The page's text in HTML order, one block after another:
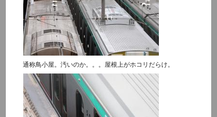
通称鳥小屋。汚いのか。。。屋根上がホコリだらけ。